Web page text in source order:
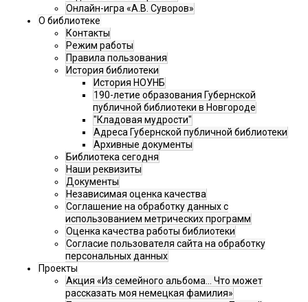
Онлайн-игра «А.В. Суворов»
О библиотеке
Контакты
Режим работы
Правила пользования
История библиотеки
История НОУНБ
190-летие образования Губернской
публичной библиотеки в Новгороде
"Кладовая мудрости"
Адреса Губернской публичной библиотеки
Архивные документы
Библиотека сегодня
Наши реквизиты
Документы
Независимая оценка качества
Соглашение на обработку данных с
использованием метрических программ
Оценка качества работы библиотеки
Согласие пользователя сайта на обработку
персональных данных
Проекты
Акция «Из семейного альбома... Что может
рассказать моя немецкая фамилия»